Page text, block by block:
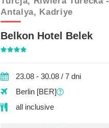
Antalya, Kadriye
Belkon Hotel Belek
23.08 - 30.08 / 7 dni
Berlin [BER]
all inclusive